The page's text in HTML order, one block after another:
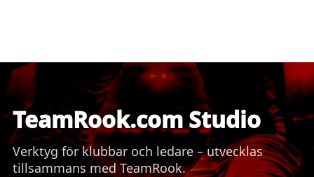
TeamRook.com Studio
Verktyg för klubbar och ledare – utvecklas
tillsammans med TeamRook.